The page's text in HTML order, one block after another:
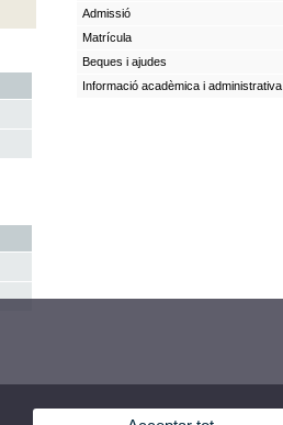
Admissió
Matrícula
Beques i ajudes
Informació acadèmica i administrativa